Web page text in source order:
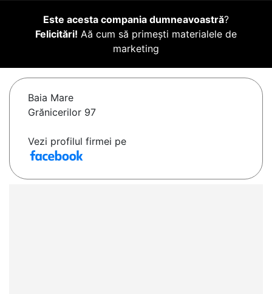
Este acesta compania dumneavoastră?
Felicitări! Aă cum să primești materialele de
marketing
Baia Mare
Grănicerilor 97
Vezi profilul firmei pe